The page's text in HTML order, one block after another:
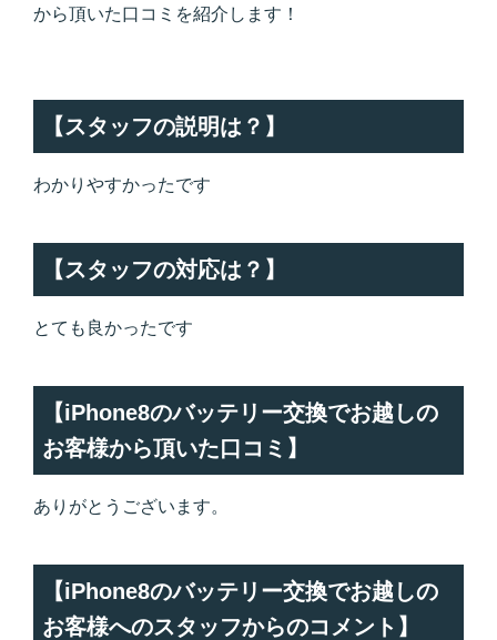
から頂いた口コミを紹介します！
【スタッフの説明は？】
わかりやすかったです
【スタッフの対応は？】
とても良かったです
【iPhone8のバッテリー交換でお越しの
お客様から頂いた口コミ】
ありがとうございます。
【iPhone8のバッテリー交換でお越しの
お客様へのスタッフからのコメント】